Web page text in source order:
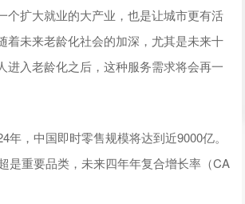
个扩大就业的大产业，也是让城市更有活
着未来老龄化社会的加深，尤其是未来十
进入老龄化之后，这种服务需求将会再一
年，中国即时零售规模将达到近9000亿。
是重要品类，未来四年年复合增长率（CA